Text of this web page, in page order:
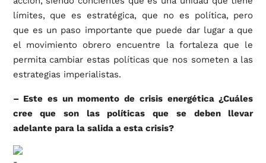
límites, que es estratégica, que no es política, pero
que es un paso importante que puede dar lugar a que
el movimiento obrero encuentre la fortaleza que le
permita cambiar estas políticas que nos someten a las
estrategias imperialistas.
– Este es un momento de crisis energética ¿Cuáles
cree que son las políticas que se deben llevar
adelante para la salida a esta crisis?